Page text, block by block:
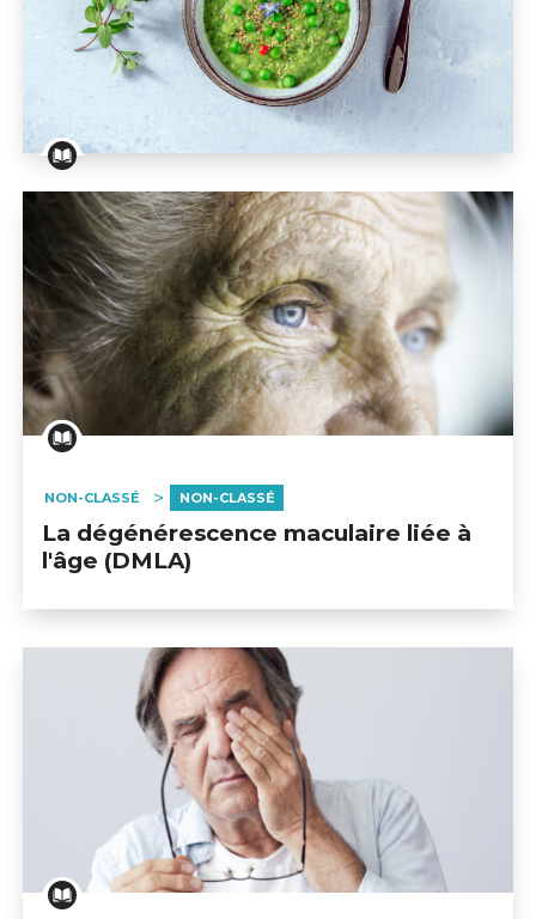
Recette : velouté de petits pois, concombre et
NON-CLASSÉ NON-CLASSÉ
La dégénérescence maculaire liée à
l'âge (DMLA)